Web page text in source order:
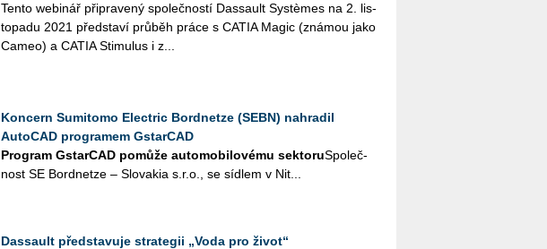
Tento webi­nář při­pra­ve­ný spo­leč­nos­tí Das­sault Sys­tè­mes na 2. lis­
to­pa­du 2021 před­sta­ví prů­běh práce s CATIA Magic (zná­mou jako
Cameo) a CATIA Sti­mu­lus i z...
Koncern Sumitomo Electric Bordnetze (SEBN) nahradil
AutoCAD programem GstarCAD
Program GstarCAD pomůže automobilovému sektoruSpo­leč­
nost SE Bord­ne­t­ze – Slo­va­kia s.r.o., se síd­lem v Nit...
Dassault představuje strategii „Voda pro život“